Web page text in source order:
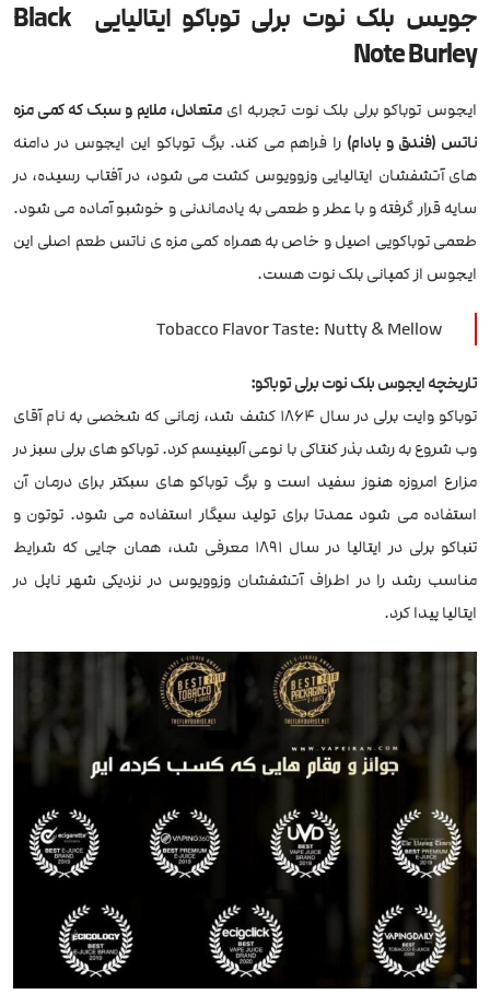
جویس بلک نوت برلی توباکو ایتالیایی Black
Note Burley
ایجوس توباکو برلی بلک نوت تجربه ایمتعادل، ملایم و سبک که کمی مزه
ناتس (فندق و بادام) را فراهم می کند. برگ توباکو این ایجوس در دامنه
های آتشفشان ایتالیایی وزوویوس کشت می شود، در آفتاب رسیده، در
سایه قرار گرفته و با عطر و طعمی به یادماندنی و خوشبو آماده می شود.
طعمی توباکویی اصیل و خاص به همراه کمی مزه ی ناتس طعم اصلی این
ایجوس از کمپانی بلک نوت هست.
Tobacco Flavor Taste: Nutty & Mellow
تاریخچه ایجوس بلک نوت برلی توباکو:
توباکو وایت برلی در سال 1864 کشف شد، زمانی که شخصی به نام آقای
وب شروع به رشد بذر کنتاکی با نوعی آلبینیسم کرد. توباکو های برلی سبز در
مزارع امروزه هنوز سفید است و برگ توباکو های سبکتر برای درمان آن
استفاده می شود عمدتا برای تولید سیگار استفاده می شود. توتون و
تنباکو برلی در ایتالیا در سال 1891 معرفی شد، همان جایی که شرایط
مناسب رشد را در اطراف آتشفشان وزوویوس در نزدیکی شهر ناپل در
ایتالیا پیدا کرد.